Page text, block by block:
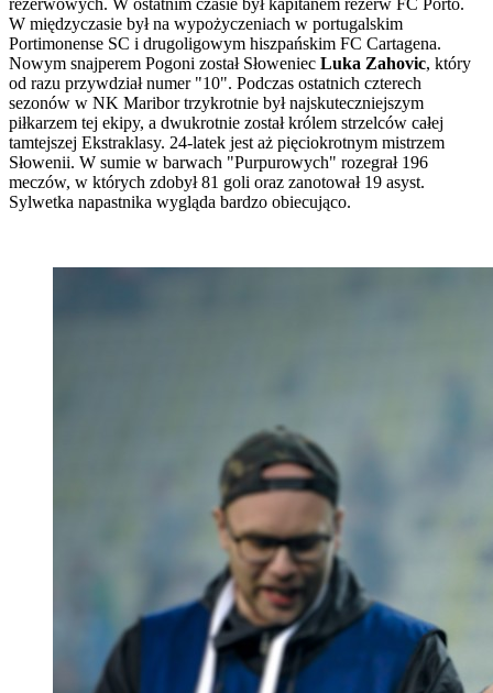
rezerwowych. W ostatnim czasie był kapitanem rezerw FC Porto.
W międzyczasie był na wypożyczeniach w portugalskim
Portimonense SC i drugoligowym hiszpańskim FC Cartagena.
Nowym snajperem Pogoni został Słoweniec Luka Zahovic, który
od razu przywdział numer "10". Podczas ostatnich czterech
sezonów w NK Maribor trzykrotnie był najskuteczniejszym
piłkarzem tej ekipy, a dwukrotnie został królem strzelców całej
tamtejszej Ekstraklasy. 24-latek jest aż pięciokrotnym mistrzem
Słowenii. W sumie w barwach "Purpurowych" rozegrał 196
meczów, w których zdobył 81 goli oraz zanotował 19 asyst.
Sylwetka napastnika wygląda bardzo obiecująco.